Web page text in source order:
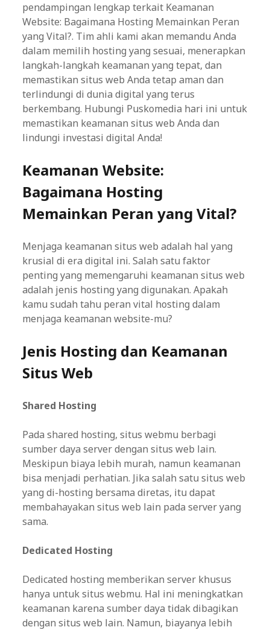
pendampingan lengkap terkait Keamanan
Website: Bagaimana Hosting Memainkan Peran
yang Vital?. Tim ahli kami akan memandu Anda
dalam memilih hosting yang sesuai, menerapkan
langkah-langkah keamanan yang tepat, dan
memastikan situs web Anda tetap aman dan
terlindungi di dunia digital yang terus
berkembang. Hubungi Puskomedia hari ini untuk
memastikan keamanan situs web Anda dan
lindungi investasi digital Anda!
Keamanan Website:
Bagaimana Hosting
Memainkan Peran yang Vital?
Menjaga keamanan situs web adalah hal yang
krusial di era digital ini. Salah satu faktor
penting yang memengaruhi keamanan situs web
adalah jenis hosting yang digunakan. Apakah
kamu sudah tahu peran vital hosting dalam
menjaga keamanan website-mu?
Jenis Hosting dan Keamanan
Situs Web
Shared Hosting
Pada shared hosting, situs webmu berbagi
sumber daya server dengan situs web lain.
Meskipun biaya lebih murah, namun keamanan
bisa menjadi perhatian. Jika salah satu situs web
yang di-hosting bersama diretas, itu dapat
membahayakan situs web lain pada server yang
sama.
Dedicated Hosting
Dedicated hosting memberikan server khusus
hanya untuk situs webmu. Hal ini meningkatkan
keamanan karena sumber daya tidak dibagikan
dengan situs web lain. Namun, biayanya lebih